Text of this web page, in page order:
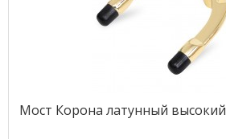
Мост Корона латунный высокий